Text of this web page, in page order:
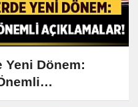
Yeni Dönem: